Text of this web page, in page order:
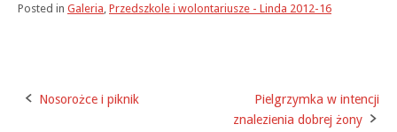
Posted in Galeria Przedszkole i wolontariusze - Linda 2012-16
Post
Nosorożce i piknik
Pielgrzymka w intencji
znalezienia dobrej żony